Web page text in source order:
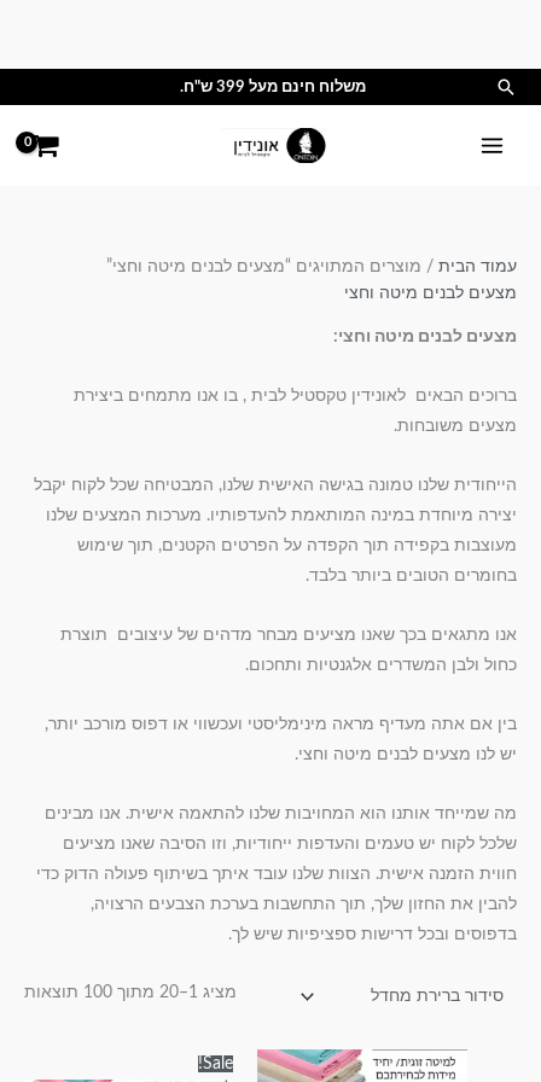
חיפוש משלוח חינם מעל 399 ש"ח.
עמוד הבית / מוצרים המתויגים “מצעים לבנים מיטה וחצי”
מצעים לבנים מיטה וחצי
מצעים לבנים מיטה וחצי:
ברוכים הבאים לאונידין טקסטיל לבית , בו אנו מתמחים ביצירת
מצעים משובחות.
הייחודית שלנו טמונה בגישה האישית שלנו, המבטיחה שכל לקוח יקבל
יצירה מיוחדת במינה המותאמת להעדפותיו. מערכות המצעים שלנו
מעוצבות בקפידה תוך הקפדה על הפרטים הקטנים, תוך שימוש
בחומרים הטובים ביותר בלבד.
אנו מתגאים בכך שאנו מציעים מבחר מדהים של עיצובים תוצרת
כחול ולבן המשדרים אלגנטיות ותחכום.
בין אם אתה מעדיף מראה מינימליסטי ועכשווי או דפוס מורכב יותר,
יש לנו מצעים לבנים מיטה וחצי.
מה שמייחד אותנו הוא המחויבות שלנו להתאמה אישית. אנו מבינים
שלכל לקוח יש טעמים והעדפות ייחודיות, וזו הסיבה שאנו מציעים
חווית הזמנה אישית. הצוות שלנו עובד איתך בשיתוף פעולה הדוק כדי
להבין את החזון שלך, תוך התחשבות בערכת הצבעים הרצויה,
בדפוסים ובכל דרישות ספציפיות שיש לך.
מציג 1–20 מתוך 100 תוצאות
טווח
מחירים:
למוצר
Sale!
מחירים: